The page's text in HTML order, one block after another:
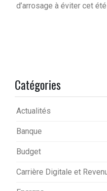
d’arrosage à éviter cet été
Catégories
Actualités
Banque
Budget
Carrière Digitale et